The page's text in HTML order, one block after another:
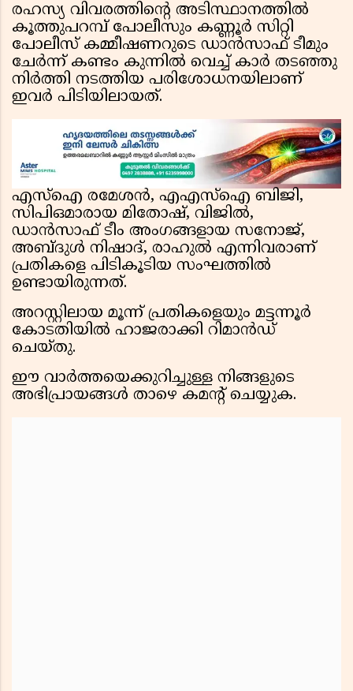
രഹസ്യ വിവരത്തിന്റെ അടിസ്ഥാനത്തിൽ
കൂത്തുപറമ്പ് പോലീസും കണ്ണൂർ സിറ്റി
പോലീസ് കമ്മീഷണറുടെ ഡാൻസാഫ് ടീമും
ചേർന്ന് കണ്ടം കുന്നിൽ വെച്ച് കാർ തടഞ്ഞു
നിർത്തി നടത്തിയ പരിശോധനയിലാണ്
ഇവർ പിടിയിലായത്.
എസ്ഐ രമേശൻ, എഎസ്ഐ ബിജി,
സിപിഒമാരായ മിതോഷ്, വിജിൽ,
ഡാൻസാഫ് ടീം അംഗങ്ങളായ സനോജ്,
അബ്ദുൾ നിഷാദ്, രാഹുൽ എന്നിവരാണ്
പ്രതികളെ പിടികൂടിയ സംഘത്തിൽ
ഉണ്ടായിരുന്നത്.
അറസ്റ്റിലായ മൂന്ന് പ്രതികളെയും മട്ടന്നൂർ
കോടതിയിൽ ഹാജരാക്കി റിമാൻഡ്
ചെയ്തു.
ഈ വാർത്തയെക്കുറിച്ചുള്ള നിങ്ങളുടെ
അഭിപ്രായങ്ങൾ താഴെ കമന്റ് ചെയ്യുക.